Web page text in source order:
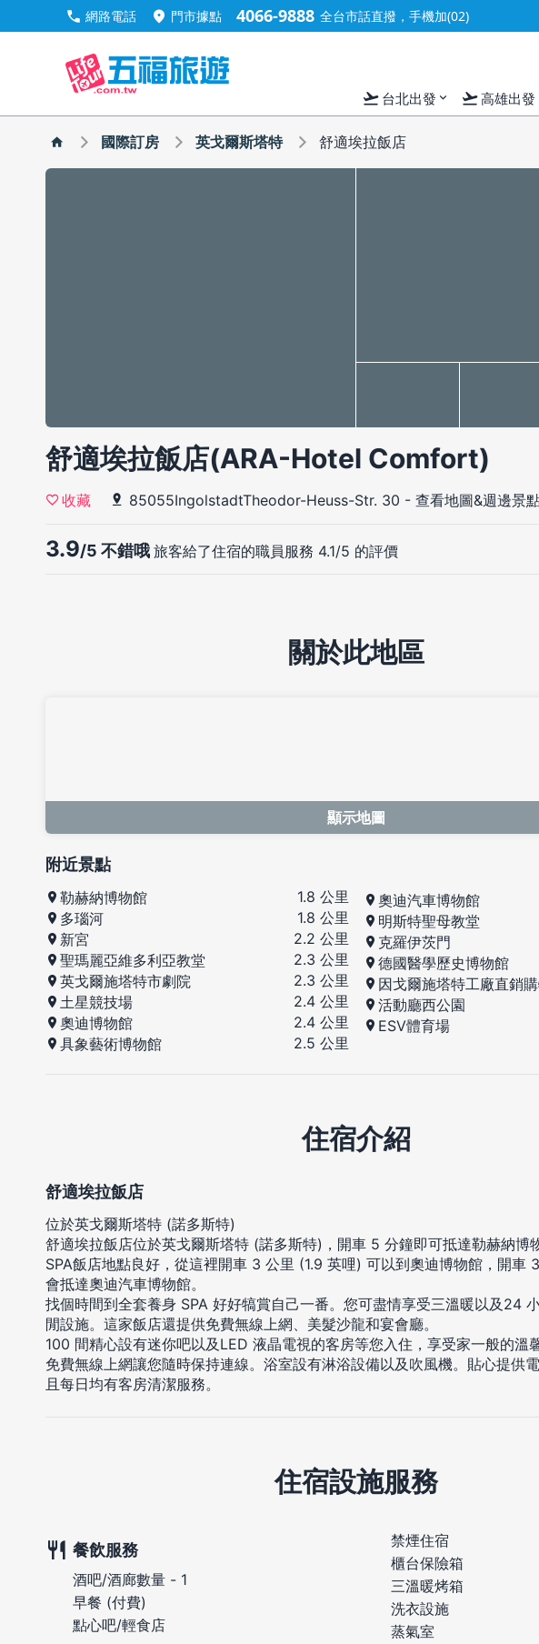
call 網路電話 location_on 門市據點 4066-9888 全台市話直撥，手機加(02)
flight_takeoff 台北出發 expand_more flight_takeoff高雄出發
國際訂房 英戈爾斯塔特 舒適埃拉飯店
舒適埃拉飯店(ARA-Hotel Comfort)
收藏 85055IngolstadtTheodor-Heuss-Str. 30 - 查看地圖&週邊景
3.9/5 不錯哦 旅客給了住宿的職員服務 4.1/5 的評價
關於此地區
顯示地圖
附近景點
勒赫納博物館
1.8 公里
多瑙河
1.8 公里
新宮
2.2 公里
聖瑪麗亞維多利亞教堂
2.3 公里
英戈爾施塔特市劇院
2.3 公里
土星競技場
2.4 公里
奧迪博物館
2.4 公里
具象藝術博物館
2.5 公里
奧迪汽車博物館
明斯特聖母教堂
克羅伊茨門
德國醫學歷史博物館
因戈爾施塔特工廠直銷
活動廳西公園
ESV體育場
住宿介紹
舒適埃拉飯店
位於英戈爾斯塔特 (諾多斯特)
舒適埃拉飯店位於英戈爾斯塔特 (諾多斯特)，開車 5 分鐘即可抵達勒赫納博
SPA飯店地點良好，從這裡開車 3 公里 (1.9 英哩) 可以到奧迪博物館，開車
會抵達奧迪汽車博物館。
找個時間到全套養身 SPA 好好犒賞自己一番。您可盡情享受三溫暖以及24
閒設施。這家飯店還提供免費無線上網、美髮沙龍和宴會廳。
100 間精心設有迷你吧以及LED 液晶電視的客房等您入住，享受家一般的溫
免費無線上網讓您隨時保持連線。浴室設有淋浴設備以及吹風機。貼心提供
且每日均有客房清潔服務。
住宿設施服務
餐飲服務
酒吧/酒廊數量 - 1
早餐 (付費)
點心吧/輕食店
禁煙住宿
櫃台保險箱
三溫暖烤箱
洗衣設施
蒸氣室